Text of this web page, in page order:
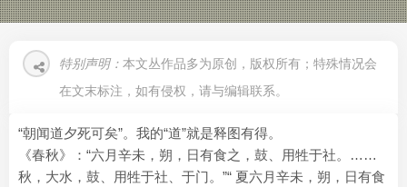
特别声明： 本文丛作品多为原创，版权所有；特殊情况会
在文末标注，如有侵权，请与编辑联系。
“朝闻道夕死可矣”。我的“道”就是释图有得。
《春秋》：“六月辛未，朔，日有食之，鼓、用牲于社。……
秋，大水，鼓、用牲于社、于门。”“ 夏六月辛未，朔，日有食